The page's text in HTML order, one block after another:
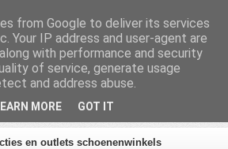
Homepage Inhoud
en Laars 2026
over schoenen
en outlets schoenenwinkels
from Google to deliver its services
Your IP address and user-agent are
with performance and security
of service, generate usage
and address abuse.
MORE GOT IT